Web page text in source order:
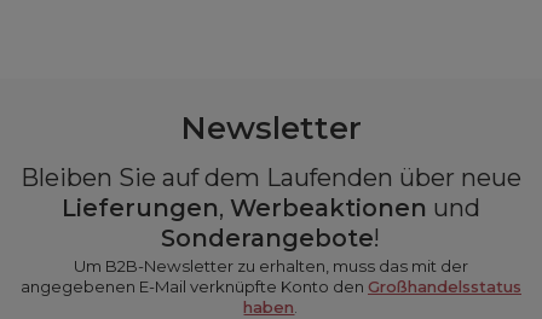
Newsletter
Bleiben Sie auf dem Laufenden über neue
Lieferungen, Werbeaktionen und
Sonderangebote!
Um B2B-Newsletter zu erhalten, muss das mit der
angegebenen E-Mail verknüpfte Konto den Großhandelsstatus
haben.